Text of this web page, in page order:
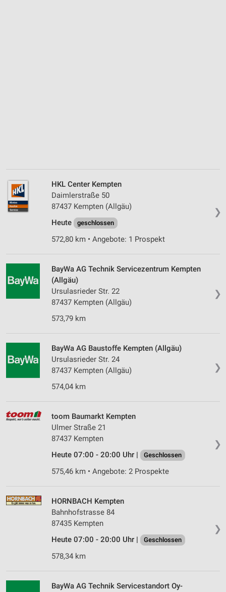
❯
HKL Center Kempten
Daimlerstraße 50
87437 Kempten (Allgäu)
Heute
geschlossen
572,80 km • Angebote: 1 Prospekt
❯
BayWa AG Technik Servicezentrum Kempten
(Allgäu)
Ursulasrieder Str. 22
87437 Kempten (Allgäu)
573,79 km
❯
BayWa AG Baustoffe Kempten (Allgäu)
Ursulasrieder Str. 24
87437 Kempten (Allgäu)
574,04 km
❯
toom Baumarkt Kempten
Ulmer Straße 21
87437 Kempten
Heute 07:00 - 20:00 Uhr |
Geschlossen
575,46 km • Angebote: 2 Prospekte
❯
HORNBACH Kempten
Bahnhofstrasse 84
87435 Kempten
Heute 07:00 - 20:00 Uhr |
Geschlossen
578,34 km
BayWa AG Technik Servicestandort Oy-